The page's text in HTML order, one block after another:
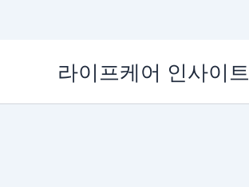
라이프케어 인사이트